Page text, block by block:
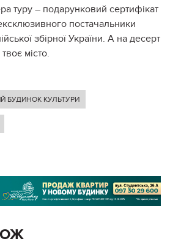
туру – подарунковий сертифікат
постачальники
збірної України. А на десерт
місто.
БУДИНОК КУЛЬТУРИ